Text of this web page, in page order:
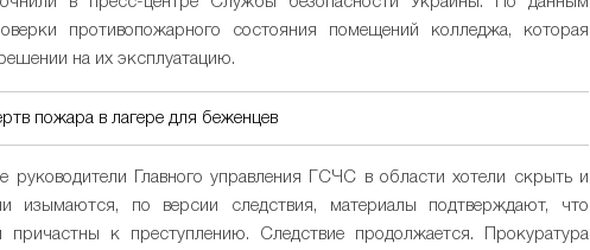
противопожарного состояния помещений колледжа, которая
на их эксплуатацию.
пожара в лагере для беженцев
Главного управления ГСЧС в области хотели скрыть и
изымаются, по версии следствия, материалы подтверждают, что
к преступлению. Следствие продолжается. Прокуратура